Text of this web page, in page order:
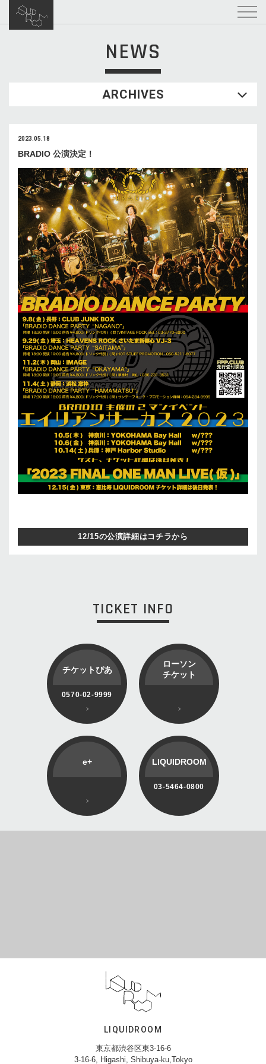
NEWS
ARCHIVES
2023.05.18
BRADIO 公演決定！
12/15の公演詳細はコチラから
TICKET INFO
チケットぴあ
0570-02-9999
ローソン
チケット
e+ LIQUIDROOM
03-5464-0800
LIQUIDROOM
東京都渋谷区東3-16-6
3-16-6, Higashi, Shibuya-ku,Tokyo